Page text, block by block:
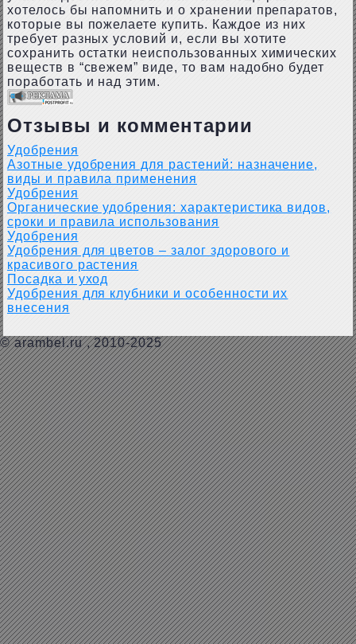
хотелось бы напомнить и о хранении препаратов,
которые вы пожелаете купить. Каждое из них
требует разных условий и, если вы хотите
сохранить остатки неиспользованных химических
веществ в “свежем” виде, то вам надобно будет
поработать и над этим.
Отзывы и комментарии
Удобрения
Азотные удобрения для растений: назначение,
виды и правила применения
Удобрения
Органические удобрения: характеристика видов,
сроки и правила использования
Удобрения
Удобрения для цветов – залог здорового и
красивого растения
Посадка и уход
Удобрения для клубники и особенности их
внесения
© arambel.ru, 2010-2025